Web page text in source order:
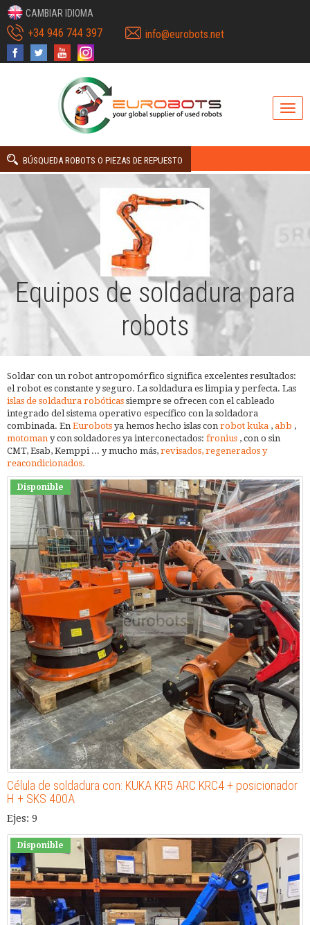
CAMBIAR IDIOMA
+34 946 744 397 info@eurobots.net
BÚSQUEDA ROBOTS O PIEZAS DE REPUESTO
Equipos de soldadura para
robots
Soldar con un robot antropomórfico significa excelentes resultados:
el robot es constante y seguro. La soldadura es limpia y perfecta. Las
islas de soldadura robóticas siempre se ofrecen con el cableado
integrado del sistema operativo específico con la soldadora
combinada. En Eurobots ya hemos hecho islas con robot kuka , abb ,
motoman y con soldadores ya interconectados: fronius , con o sin
CMT, Esab, Kemppi ... y mucho más, revisados, regenerados y
reacondicionados.
Disponible
Célula de soldadura con: KUKA KR5 ARC KRC4 + posicionador
H + SKS 400A
Ejes: 9
Disponible